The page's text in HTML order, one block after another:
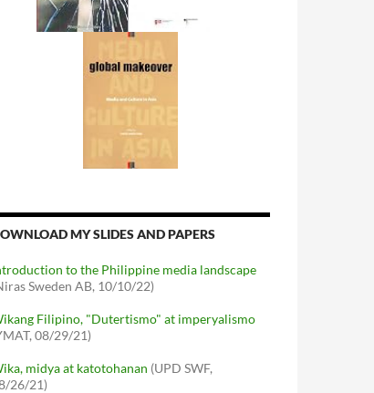
MY SLIDES AND PAPERS
to the Philippine media landscape
Sweden AB, 10/10/22)
Filipino, "Dutertismo" at imperyalismo
08/29/21)
midya at katotohanan (UPD SWF,
26/21)